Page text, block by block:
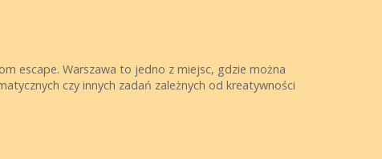
escape. Warszawa to jedno z miejsc, gdzie można
czy innych zadań zależnych od kreatywności